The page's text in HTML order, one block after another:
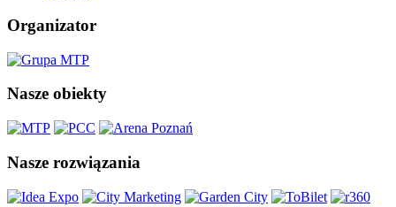
Organizator
Nasze obiekty
Nasze rozwiązania